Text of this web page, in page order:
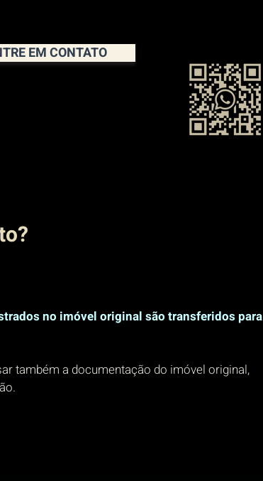
EM CONTATO
no imóvel original são transferidos para
também a documentação do imóvel original,